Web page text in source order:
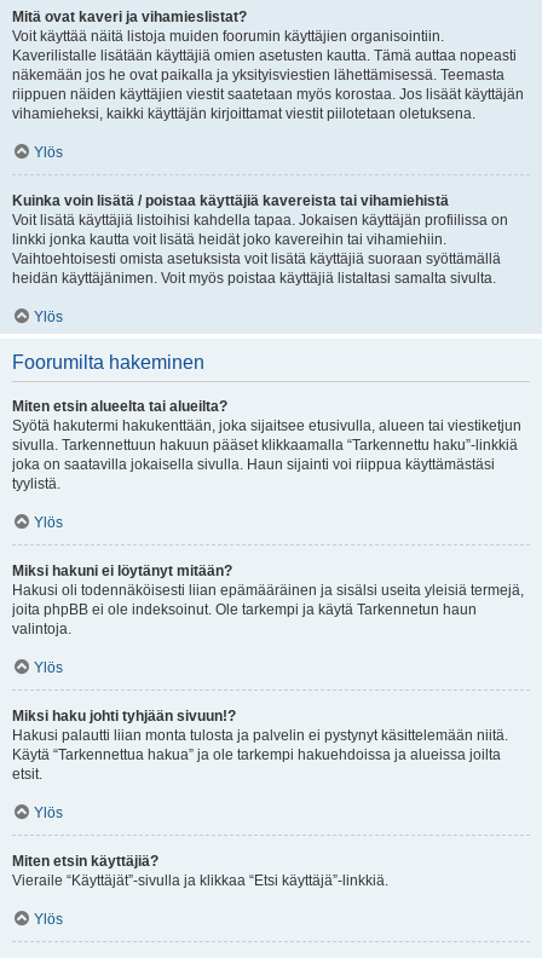
Mitä ovat kaveri ja vihamieslistat?
Voit käyttää näitä listoja muiden foorumin käyttäjien organisointiin.
Kaverilistalle lisätään käyttäjiä omien asetusten kautta. Tämä auttaa nopeasti
näkemään jos he ovat paikalla ja yksityisviestien lähettämisessä. Teemasta
riippuen näiden käyttäjien viestit saatetaan myös korostaa. Jos lisäät käyttäjän
vihamieheksi, kaikki käyttäjän kirjoittamat viestit piilotetaan oletuksena.
Ylös
Kuinka voin lisätä / poistaa käyttäjiä kavereista tai vihamiehistä
Voit lisätä käyttäjiä listoihisi kahdella tapaa. Jokaisen käyttäjän profiilissa on
linkki jonka kautta voit lisätä heidät joko kavereihin tai vihamiehiin.
Vaihtoehtoisesti omista asetuksista voit lisätä käyttäjiä suoraan syöttämällä
heidän käyttäjänimen. Voit myös poistaa käyttäjiä listaltasi samalta sivulta.
Ylös
Foorumilta hakeminen
Miten etsin alueelta tai alueilta?
Syötä hakutermi hakukenttään, joka sijaitsee etusivulla, alueen tai viestiketjun
sivulla. Tarkennettuun hakuun pääset klikkaamalla “Tarkennettu haku”-linkkiä
joka on saatavilla jokaisella sivulla. Haun sijainti voi riippua käyttämästäsi
tyylistä.
Ylös
Miksi hakuni ei löytänyt mitään?
Hakusi oli todennäköisesti liian epämääräinen ja sisälsi useita yleisiä termejä,
joita phpBB ei ole indeksoinut. Ole tarkempi ja käytä Tarkennetun haun
valintoja.
Ylös
Miksi haku johti tyhjään sivuun!?
Hakusi palautti liian monta tulosta ja palvelin ei pystynyt käsittelemään niitä.
Käytä “Tarkennettua hakua” ja ole tarkempi hakuehdoissa ja alueissa joilta
etsit.
Ylös
Miten etsin käyttäjiä?
Vieraile “Käyttäjät”-sivulla ja klikkaa “Etsi käyttäjä”-linkkiä.
Ylös